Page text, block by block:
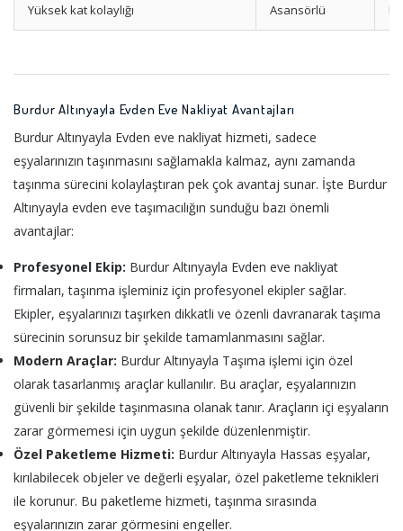
Yüksek kat kolaylığı Asansörlü
Burdur Altınyayla Evden Eve Nakliyat Avantajları
Burdur Altınyayla Evden eve nakliyat hizmeti, sadece
eşyalarınızın taşınmasını sağlamakla kalmaz, aynı zamanda
taşınma sürecini kolaylaştıran pek çok avantaj sunar. İşte Burdur
Altınyayla evden eve taşımacılığın sunduğu bazı önemli
avantajlar:
Profesyonel Ekip: Burdur Altınyayla Evden eve nakliyat
firmaları, taşınma işleminiz için profesyonel ekipler sağlar.
Ekipler, eşyalarınızı taşırken dikkatli ve özenli davranarak taşıma
sürecinin sorunsuz bir şekilde tamamlanmasını sağlar.
Modern Araçlar: Burdur Altınyayla Taşıma işlemi için özel
olarak tasarlanmış araçlar kullanılır. Bu araçlar, eşyalarınızın
güvenli bir şekilde taşınmasına olanak tanır. Araçların içi eşyaların
zarar görmemesi için uygun şekilde düzenlenmiştir.
Özel Paketleme Hizmeti: Burdur Altınyayla Hassas eşyalar,
kırılabilecek objeler ve değerli eşyalar, özel paketleme teknikleri
ile korunur. Bu paketleme hizmeti, taşınma sırasında
eşyalarınızın zarar görmesini engeller.